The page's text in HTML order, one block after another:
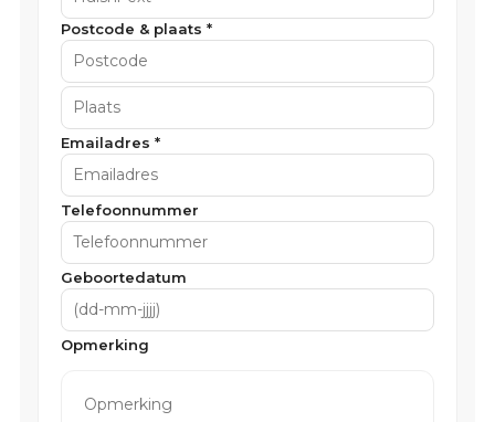
Postcode & plaats *
Emailadres *
Telefoonnummer
Geboortedatum
Opmerking